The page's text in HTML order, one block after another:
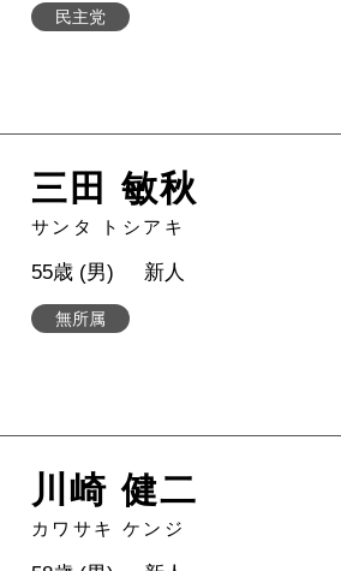
民主党
三田 敏秋
サンタ トシアキ
無所属
55歳 (男) 新人
川崎 健二
カワサキ ケンジ